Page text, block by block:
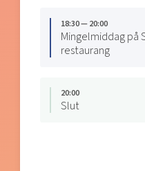
18:30 — 20:00
Mingelmiddag på
restaurang
20:00
Slut